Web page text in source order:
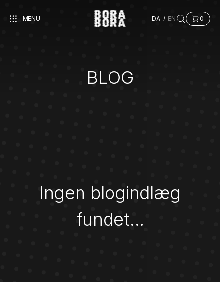
MENU DA / EN 0
BLOG
Ingen blogindlæg
fundet…